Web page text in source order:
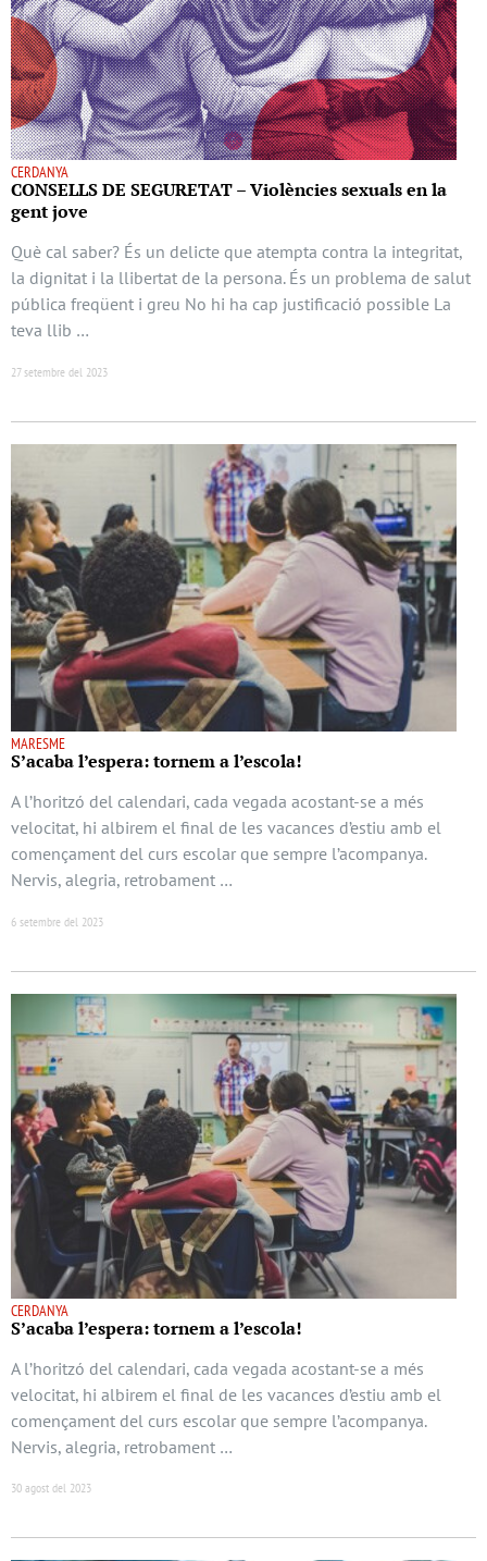
CERDANYA
CONSELLS DE SEGURETAT – Violències sexuals en la
gent jove
Què cal saber? És un delicte que atempta contra la integritat,
la dignitat i la llibertat de la persona. És un problema de salut
pública freqüent i greu No hi ha cap justificació possible La
teva llib …
27 setembre del 2023
MARESME
S’acaba l’espera: tornem a l’escola!
A l’horitzó del calendari, cada vegada acostant-se a més
velocitat, hi albirem el final de les vacances d’estiu amb el
començament del curs escolar que sempre l’acompanya.
Nervis, alegria, retrobament …
6 setembre del 2023
CERDANYA
S’acaba l’espera: tornem a l’escola!
A l’horitzó del calendari, cada vegada acostant-se a més
velocitat, hi albirem el final de les vacances d’estiu amb el
començament del curs escolar que sempre l’acompanya.
Nervis, alegria, retrobament …
30 agost del 2023